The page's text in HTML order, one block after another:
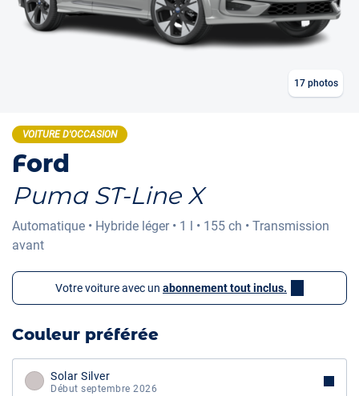
17photos
VOITURE D'OCCASION
Ford
Puma ST-Line X
Automatique • Hybride léger • 1 l • 155 ch • Transmission
avant
Votre voiture avec un abonnement tout inclus.
Couleur préférée
Solar Silver
Début septembre 2026